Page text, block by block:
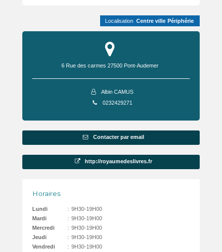
Localisation Centre ville Périphérie
6 Rue des carmes 27500 Pont-Audemer
Albin CAMUS
0232429271
Contacter par email
http://royaumedeslivres.fr
Horaires
Lundi : 9H30-19H00
Mardi
: 9H30-19H00
Mercredi
: 9H30-19H00
Jeudi
: 9H30-19H00
Vendredi
: 9H30-19H00